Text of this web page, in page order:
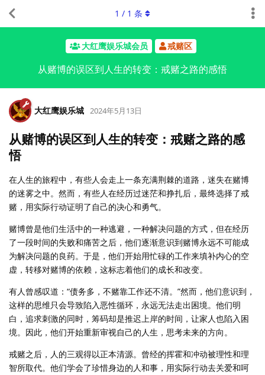
大红鹰娱乐城会员 戒赌区
从赌博的误区到人生的转变：戒赌之路的感悟
1 / 1 条
大红鹰娱乐城 2024年5月13日
从赌博的误区到人生的转变：戒赌之路的感
悟
在人生的旅程中，有些人会走上一条充满荆棘的道路，迷失在赌博
的迷雾之中。然而，有些人在经历过迷茫和挣扎后，最终选择了戒
赌，用实际行动证明了自己的决心和勇气。
赌博曾是他们生活中的一种逃避，一种解决问题的方式，但在经历
了一段时间的失败和痛苦之后，他们逐渐意识到赌博永远不可能成
为解决问题的良药。于是，他们开始用忙碌的工作来填补内心的空
虚，转移对赌博的依赖，这标志着他们的成长和改变。
有人曾感叹道：“债务多，不赌靠工作还不清。”然而，他们意识到，
这样的思维只会导致陷入恶性循环，永远无法走出困境。他们明
白，追求刺激的同时，筹码却是推迟上岸的时间，让家人也陷入困
境。因此，他们开始重新审视自己的人生，思考未来的方向。
戒赌之后，人的三观得以正本清源。曾经的挥霍和冲动被理性和理
智所取代。他们学会了珍惜身边的人和事，用实际行动去关爱和呵